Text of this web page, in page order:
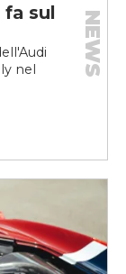
sul
nel
NEWS